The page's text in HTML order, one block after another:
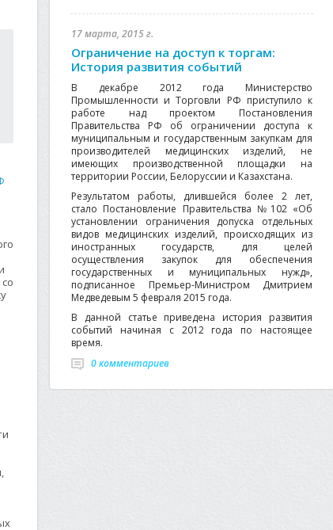
17 марта, 2015 г.
Ограничение на доступ к торгам:
История развития событий
В декабре 2012 года Министерство
Промышленности и Торговли РФ приступило к
работе над проектом Постановления
Правительства РФ об ограничении доступа к
муниципальным и государственным закупкам для
производителей медицинских изделий, не
имеющих производственной площадки на
территории России, Белоруссии и Казахстана.
Результатом работы, длившейся более 2 лет,
стало Постановление Правительства №102 «Об
установлении ограничения допуска отдельных
видов медицинских изделий, происходящих из
иностранных государств, для целей
осуществления закупок для обеспечения
государственных и муниципальных нужд»,
подписанное Премьер-Министром Дмитрием
Медведевым 5 февраля 2015 года.
В данной статье приведена история развития
событий начиная с 2012 года по настоящее
время.
0 комментариев